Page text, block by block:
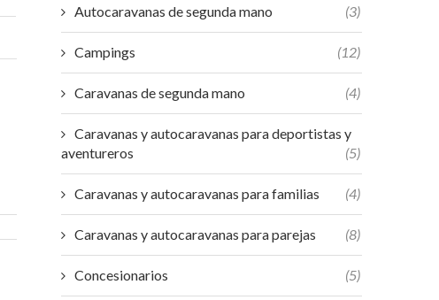
Autocaravanas de segunda mano (3)
Campings (12)
Caravanas de segunda mano (4)
Caravanas y autocaravanas para deportistas y
aventureros
(5)
Caravanas y autocaravanas para familias (4)
Caravanas y autocaravanas para parejas (8)
Concesionarios (5)